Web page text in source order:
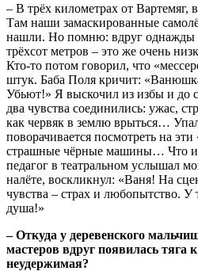
– В трёх километрах от Вартемяг,
Там наши замаскированные
нашли. Но помню: вдруг однажды
трёхсот метров – это же очень
Кто-то потом говорил, что
штук. Баба Поля кричит:
Убьют!» Я выскочил из избы и до
два чувства соединились: ужас,
как червяк в землю врыться…
поворачивается посмотреть на
страшные чёрные машины… Что
педагог в театральном услышал
налёте, воскликнул: «Ваня! На
чувства – страх и любопытство. У
душа!»
– Откуда у деревенского
мастеров вдруг появилась тяга
неудержимая?